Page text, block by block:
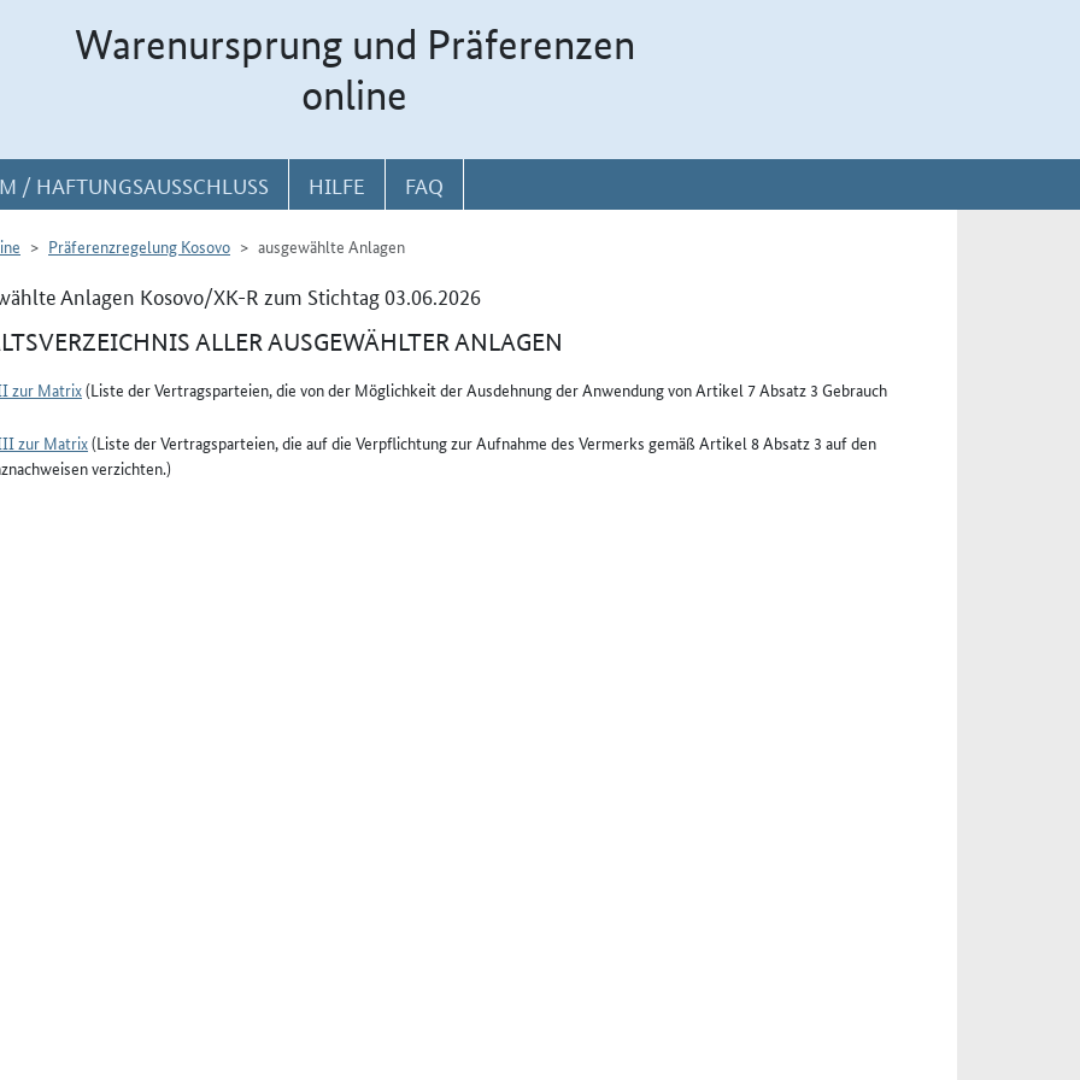
Warenursprung und Präferenzen
online
/ HAFTUNGSAUSSCHLUSS HILFE FAQ
Präferenzregelung Kosovo ausgewählte Anlagen
Anlagen Kosovo/XK-R zum Stichtag 03.06.2026
ALLER AUSGEWÄHLTER ANLAGEN
zur Matrix(Liste der Vertragsparteien, die von der Möglichkeit der Ausdehnung der Anwendung von Artikel 7 Absatz 3 Gebrauch
zur Matrix(Liste der Vertragsparteien, die auf die Verpflichtung zur Aufnahme des Vermerks gemäß Artikel 8 Absatz 3 auf den
verzichten.)